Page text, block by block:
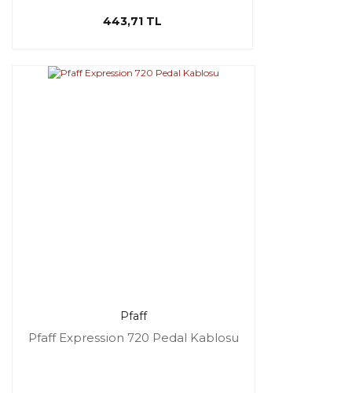
443,71 TL
Pfaff
Pfaff Expression 720 Pedal Kablosu